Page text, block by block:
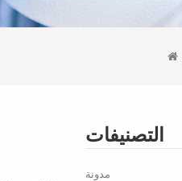
التصنيفات
مدونة